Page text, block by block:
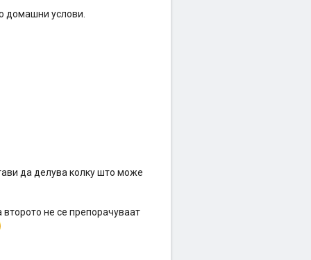
домашни услови.
да делува колку што може
не се препорачуваат